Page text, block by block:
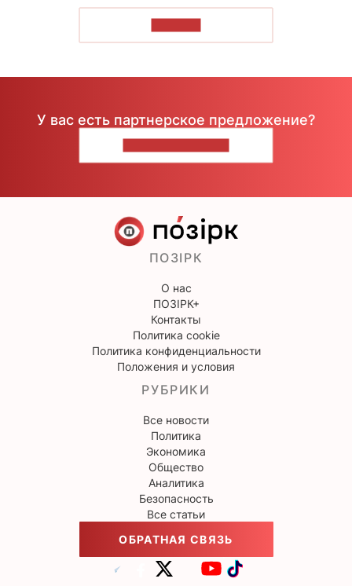
У вас есть партнерское предложение?
ПОЗІРК
О нас
ПОЗІРК+
Контакты
Политика cookie
Политика конфиденциальности
Положения и условия
РУБРИКИ
Все новости
Политика
Экономика
Общество
Аналитика
Безопасность
Все статьи
ОБРАТНАЯ СВЯЗЬ